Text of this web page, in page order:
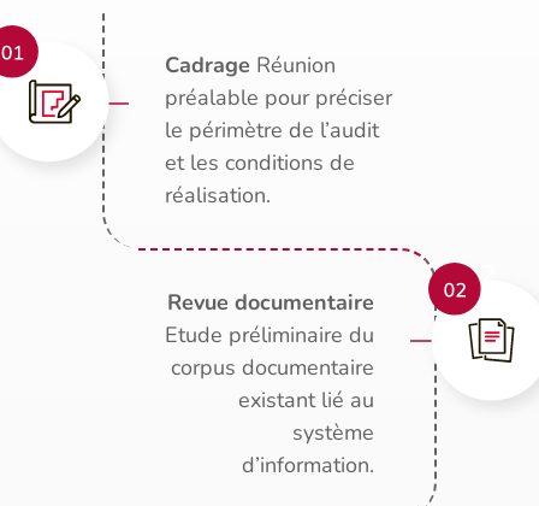
Cadrage Réunion
préalable pour préciser
le périmètre de l’audit
et les conditions de
réalisation.
Revue documentaire
Etude préliminaire du
corpus documentaire
existant lié au
système
d’information.